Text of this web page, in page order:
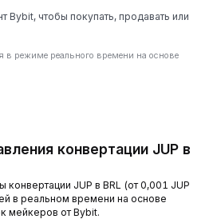
Bybit, чтобы покупать, продавать или
в режиме реального времени на основе
конвертации JUP в
конвертации JUP в BRL (от 0,001 JUP
в реальном времени на основе
мейкеров от Bybit.